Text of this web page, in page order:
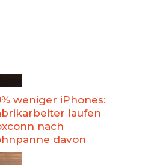
weniger iPhones:
laufen
nach
davon